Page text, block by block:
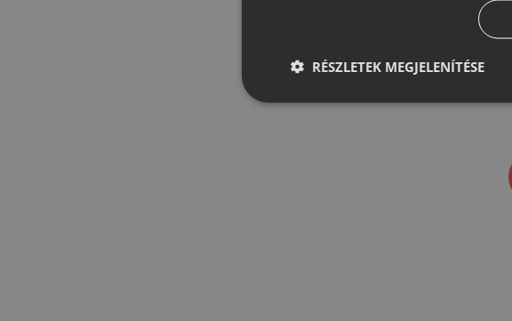
RÉSZLETEK MEGJELENÍTÉSE